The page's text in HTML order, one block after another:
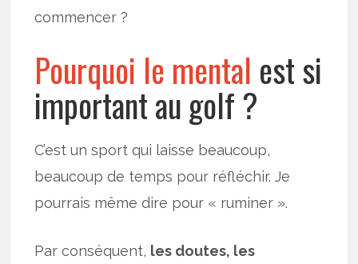
commencer ?
Pourquoi le mental est si
important au golf ?
C’est un sport qui laisse beaucoup,
beaucoup de temps pour réfléchir. Je
pourrais même dire pour « ruminer ».
Par conséquent, les doutes, les